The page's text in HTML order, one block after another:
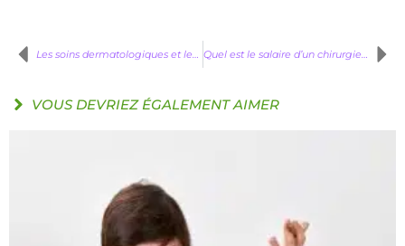
Les soins dermatologiques et les services des dermatologues en France Quel est le salaire d’un chirurgien en France ?
VOUS DEVRIEZ ÉGALEMENT AIMER